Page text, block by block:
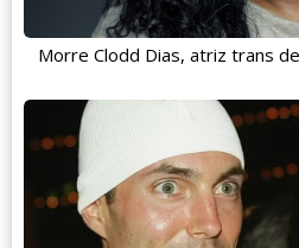
Morre Clodd Dias, atriz trans